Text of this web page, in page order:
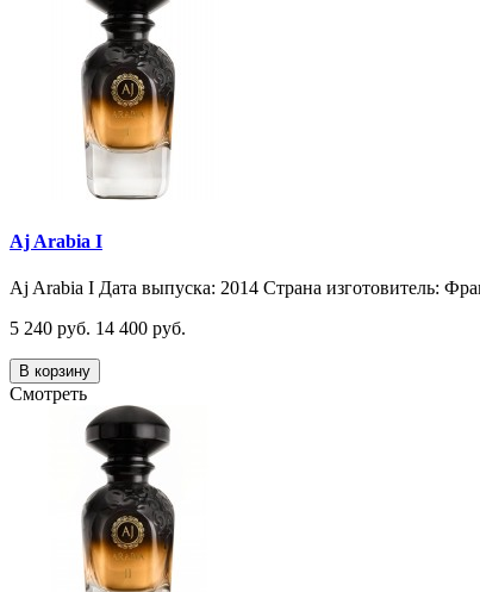
Aj Arabia I
Aj Arabia I Дата выпуска: 2014 Страна изготовитель:
5 240 руб. 14 400 руб.
В корзину
Смотреть